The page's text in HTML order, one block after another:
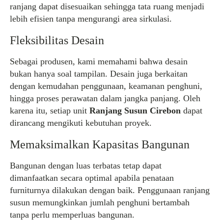
ranjang dapat disesuaikan sehingga tata ruang menjadi
lebih efisien tanpa mengurangi area sirkulasi.
Fleksibilitas Desain
Sebagai produsen, kami memahami bahwa desain
bukan hanya soal tampilan. Desain juga berkaitan
dengan kemudahan penggunaan, keamanan penghuni,
hingga proses perawatan dalam jangka panjang. Oleh
karena itu, setiap unit Ranjang Susun Cirebon dapat
dirancang mengikuti kebutuhan proyek.
Memaksimalkan Kapasitas Bangunan
Bangunan dengan luas terbatas tetap dapat
dimanfaatkan secara optimal apabila penataan
furniturnya dilakukan dengan baik. Penggunaan ranjang
susun memungkinkan jumlah penghuni bertambah
tanpa perlu memperluas bangunan.